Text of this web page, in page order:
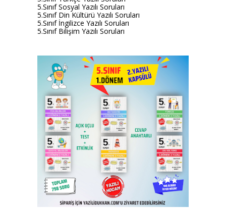
5.Sınıf Sosyal Yazılı Soruları
5.Sınıf Din Kültürü Yazılı Soruları
5.Sınıf İngilizce Yazılı Soruları
5.Sınıf Bilişim Yazılı Soruları